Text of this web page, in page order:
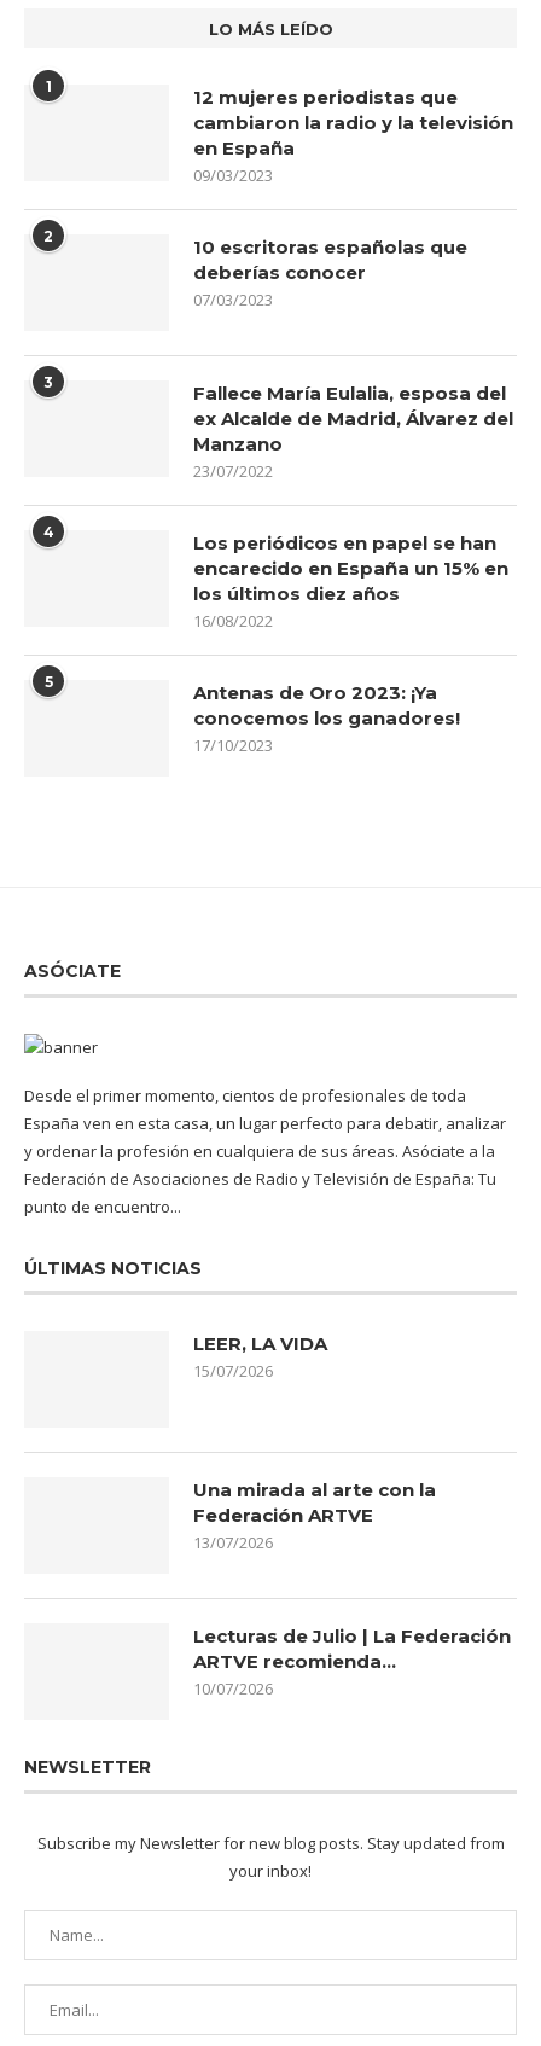
LO MÁS LEÍDO
1
12 mujeres periodistas que
cambiaron la radio y la televisión
en España
09/03/2023
2
10 escritoras españolas que
deberías conocer
07/03/2023
3
Fallece María Eulalia, esposa del
ex Alcalde de Madrid, Álvarez del
Manzano
23/07/2022
4
Los periódicos en papel se han
encarecido en España un 15% en
los últimos diez años
16/08/2022
5
Antenas de Oro 2023: ¡Ya
conocemos los ganadores!
17/10/2023
ASÓCIATE
Desde el primer momento, cientos de profesionales de toda
España ven en esta casa, un lugar perfecto para debatir, analizar
y ordenar la profesión en cualquiera de sus áreas. Asóciate a la
Federación de Asociaciones de Radio y Televisión de España: Tu
punto de encuentro...
ÚLTIMAS NOTICIAS
LEER, LA VIDA
15/07/2026
Una mirada al arte con la
Federación ARTVE
13/07/2026
Lecturas de Julio | La Federación
ARTVE recomienda…
10/07/2026
NEWSLETTER
Subscribe my Newsletter for new blog posts. Stay updated from
your inbox!